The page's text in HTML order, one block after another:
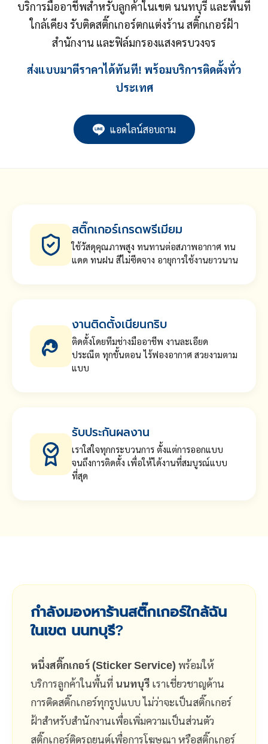
บริการมืออาชีพสำหรับลูกค้าในเขต นนทบุรี และพื้นที่
ใกล้เคียง รับติดสติ๊กเกอร์ตกแต่งร้าน สติ๊กเกอร์ฝ้า
สำนักงาน และฟิล์มกรองแสงครบวงจร
ส่งแบบมาตีราคาได้ทันที! พร้อมบริการติดตั้งทั่ว
ประเทศ
แอดไลน์สอบถาม
สติ๊กเกอร์เกรดพรีเมียม
ใช้วัสดุคุณภาพสูง ทนทานต่อสภาพอากาศ ทน
แดด ทนฝน สีไม่ซีดจาง อายุการใช้งานยาวนาน
งานติดตั้งเนียนกริบ
ติดตั้งโดยทีมช่างมืออาชีพ งานละเอียด
ประณีต ทุกขั้นตอน ไร้ฟองอากาศ สวยงามตาม
แบบ
รับประกันผลงาน
เราใส่ใจทุกกระบวนการ ตั้งแต่การออกแบบ
จนถึงการติดตั้ง เพื่อให้ได้งานที่สมบูรณ์แบบ
ที่สุด
กำลังมองหาร้านสติ๊กเกอร์ใกล้ฉัน
ในเขต นนทบุรี?
หนึ่งสติ๊กเกอร์ (Sticker Service) พร้อมให้
บริการลูกค้าในพื้นที่ นนทบุรี เราเชี่ยวชาญด้าน
การติดสติ๊กเกอร์ทุกรูปแบบ ไม่ว่าจะเป็นสติ๊กเกอร์
ฝ้าสำหรับสำนักงานเพื่อเพิ่มความเป็นส่วนตัว
สติ๊กเกอร์ติดรถยนต์เพื่อการโฆษณา หรือสติ๊กเกอร์